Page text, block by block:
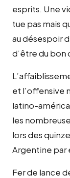
esprits. Une
tue pas mais
au désespoir
d’être du bon
et l’offensive
latino-
les
lors des
Argentine par
Fer de lance